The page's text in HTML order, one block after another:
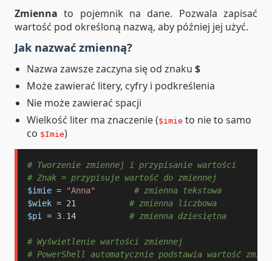
Zmienna to pojemnik na dane. Pozwala zapisać
wartość pod określoną nazwą, aby później jej użyć.
Jak nazwać zmienną?
Nazwa zawsze zaczyna się od znaku $
Może zawierać litery, cyfry i podkreślenia
Nie może zawierać spacji
Wielkość liter ma znaczenie ($imie to nie to samo
co $Imie)
# Tworzenie zmiennej i przypisanie wartości
# Znak = przypisuje wartość do zmiennej
$imie = "Anna"
# zmienna tekstowa
$wiek = 21 # zmienna liczbowa
$pi
= 3. 14 # zmienna dziesiętna
# Wyświetlenie wartości zmiennej
# PowerShell automatycznie podstawia wartość